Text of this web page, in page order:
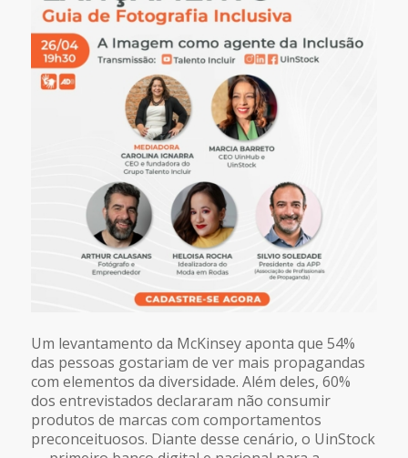
Um levantamento da McKinsey aponta que 54%
das pessoas gostariam de ver mais propagandas
com elementos da diversidade. Além deles, 60%
dos entrevistados declararam não consumir
produtos de marcas com comportamentos
preconceituosos. Diante desse cenário, o UinStock